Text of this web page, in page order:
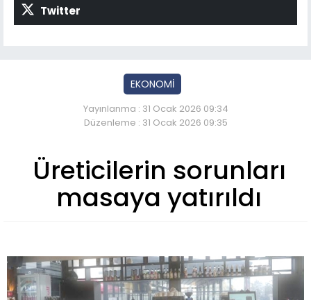
Twitter
EKONOMİ
Yayınlanma : 31 Ocak 2026 09:34
Düzenleme : 31 Ocak 2026 09:35
Üreticilerin sorunları
masaya yatırıldı